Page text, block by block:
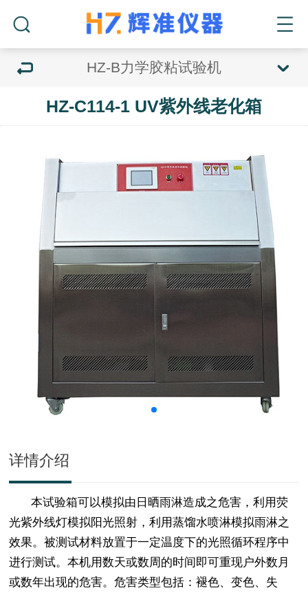
HZ-B力学胶粘试验机
HZ-C114-1 UV紫外线老化箱
详情介绍
本试验箱可以模拟由日晒雨淋造成之危害，利用荧
光紫外线灯模拟阳光照射，利用蒸馏水喷淋模拟雨淋之
效果。被测试材料放置于一定温度下的光照循环程序中
进行测试。本机用数天或数周的时间即可重现户外数月
或数年出现的危害。危害类型包括：褪色、变色、失